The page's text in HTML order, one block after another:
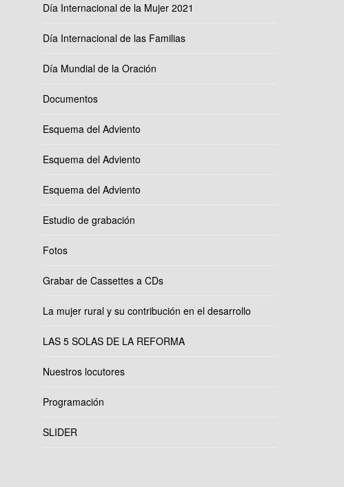
Día Internacional de la Mujer 2021
Día Internacional de las Familias
Día Mundial de la Oración
Documentos
Esquema del Adviento
Esquema del Adviento
Esquema del Adviento
Estudio de grabación
Fotos
Grabar de Cassettes a CDs
La mujer rural y su contribución en el desarrollo
LAS 5 SOLAS DE LA REFORMA
Nuestros locutores
Programación
SLIDER